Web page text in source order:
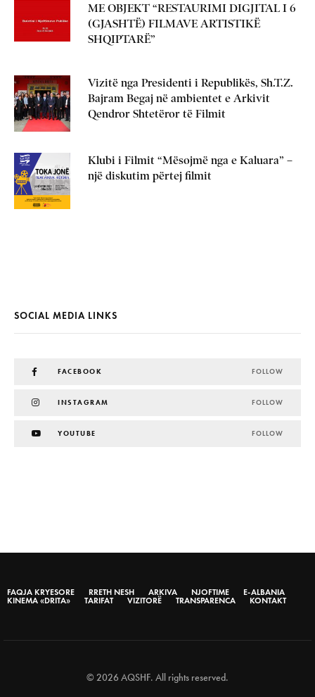
ME OBJEKT “RESTAURIMI DIGJITAL I 6
(GJASHTË) FILMAVE ARTISTIKË
SHQIPTARË”
Vizitë nga Presidenti i Republikës, Sh.T.Z.
Bajram Begaj në ambientet e Arkivit
Qendror Shtetëror të Filmit
Klubi i Filmit “Mësojmë nga e Kaluara” –
një diskutim përtej filmit
SOCIAL MEDIA LINKS
FACEBOOK FOLLOW
INSTAGRAM FOLLOW
YOUTUBE FOLLOW
FAQJA KRYESORE RRETH NESH ARKIVA NJOFTIME
E-ALBANIA
KINEMA «DRITA»
TARIFAT VIZITORË TRANSPARENCA KONTAKT
© 2026 AQSHF. All rights reserved.